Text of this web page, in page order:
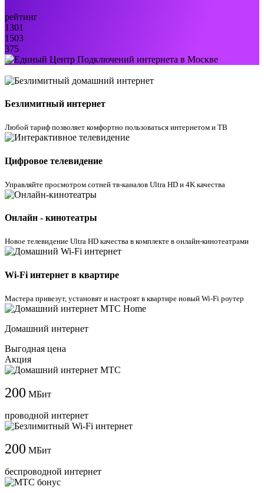
рейтинг
1301
1503
375
Безлимитный интернет
Любой тариф позволяет комфортно пользоваться интернетом и ТВ
Цифровое телевидение
Управляйте просмотром cотней тв-каналов Ultra HD и 4K качества
Онлайн - кинотеатры
Новое телевидение Ultra HD качества в комплекте в онлайн-кинотеатрами
Wi-Fi интернет в квартире
Мастера привезут, установят и настроят в квартире новый Wi-Fi роутер
Домашний интернет
Выгодная цена
Акция
200 МБит
проводной интернет
200 МБит
беспроводной интернет